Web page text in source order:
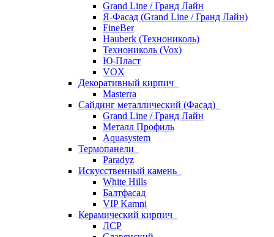
Grand Line / Гранд Лайн
Я-Фасад (Grand Line / Гранд Лайн)
FineBer
Hauberk (Технониколь)
Технониколь (Vox)
Ю-Пласт
VOX
Декоративный кирпич
Masterra
Сайдинг металлический (Фасад)
Grand Line / Гранд Лайн
Металл Профиль
Aquasystem
Термопанели
Paradyz
Искусственный камень
White Hills
Балтфасад
VIP Kamni
Керамический кирпич
ЛСР